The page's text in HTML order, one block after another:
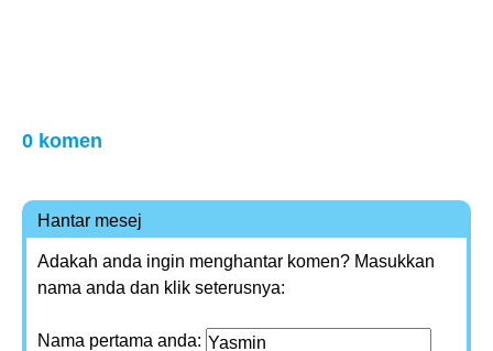
0 komen
Hantar mesej
Adakah anda ingin menghantar komen? Masukkan
nama anda dan klik seterusnya:
Nama pertama anda: